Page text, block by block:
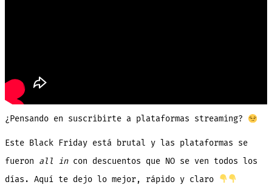
¿Pensando en suscribirte a plataformas streaming?
Este Black Friday está brutal y las plataformas se
fueron all incon descuentos que NO se ven todos los
días. Aquí te dejo lo mejor, rápido y claro